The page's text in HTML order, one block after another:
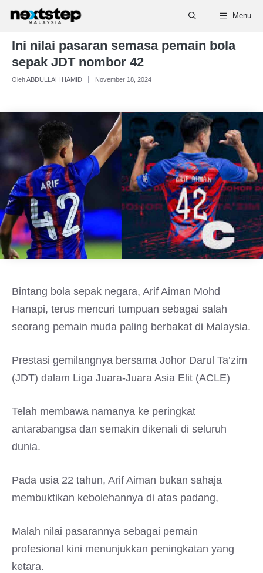
Skip
content
Menu
Ini nilai pasaran semasa pemain bola
sepak JDT nombor 42
Oleh ABDULLAH HAMID November 18, 2024
Bintang bola sepak negara, Arif Aiman Mohd
Hanapi, terus mencuri tumpuan sebagai salah
seorang pemain muda paling berbakat di Malaysia.
Prestasi gemilangnya bersama Johor Darul Ta’zim
(JDT) dalam Liga Juara-Juara Asia Elit (ACLE)
Telah membawa namanya ke peringkat
antarabangsa dan semakin dikenali di seluruh
dunia.
Pada usia 22 tahun, Arif Aiman bukan sahaja
membuktikan kebolehannya di atas padang,
Malah nilai pasarannya sebagai pemain
profesional kini menunjukkan peningkatan yang
ketara.